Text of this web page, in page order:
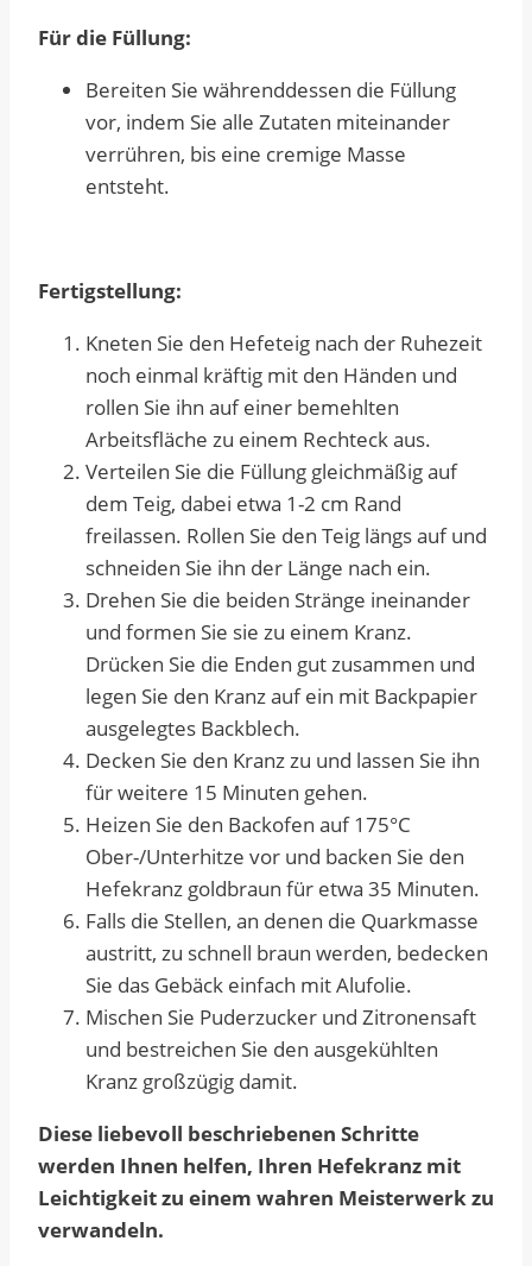
Für die Füllung:
Bereiten Sie währenddessen die Füllung
vor, indem Sie alle Zutaten miteinander
verrühren, bis eine cremige Masse
entsteht.
Fertigstellung:
Kneten Sie den Hefeteig nach der Ruhezeit
noch einmal kräftig mit den Händen und
rollen Sie ihn auf einer bemehlten
Arbeitsfläche zu einem Rechteck aus.
Verteilen Sie die Füllung gleichmäßig auf
dem Teig, dabei etwa 1-2 cm Rand
freilassen. Rollen Sie den Teig längs auf und
schneiden Sie ihn der Länge nach ein.
Drehen Sie die beiden Stränge ineinander
und formen Sie sie zu einem Kranz.
Drücken Sie die Enden gut zusammen und
legen Sie den Kranz auf ein mit Backpapier
ausgelegtes Backblech.
Decken Sie den Kranz zu und lassen Sie ihn
für weitere 15 Minuten gehen.
Heizen Sie den Backofen auf 175°C
Ober-/Unterhitze vor und backen Sie den
Hefekranz goldbraun für etwa 35 Minuten.
Falls die Stellen, an denen die Quarkmasse
austritt, zu schnell braun werden, bedecken
Sie das Gebäck einfach mit Alufolie.
Mischen Sie Puderzucker und Zitronensaft
und bestreichen Sie den ausgekühlten
Kranz großzügig damit.
Diese liebevoll beschriebenen Schritte
werden Ihnen helfen, Ihren Hefekranz mit
Leichtigkeit zu einem wahren Meisterwerk zu
verwandeln.